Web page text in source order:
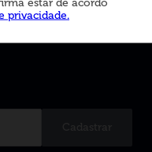
privacidade.